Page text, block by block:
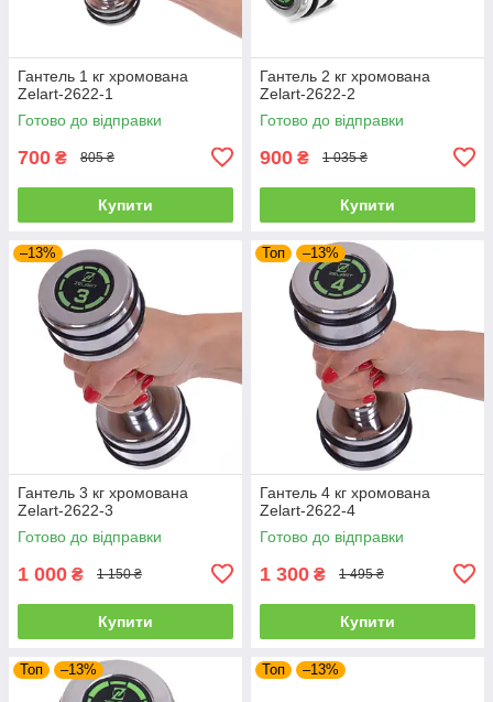
Гантель 1 кг хромована
Zelart-2622-1
Готово до відправки
700 ₴ 805 ₴
Купити
Гантель 2 кг хромована
Zelart-2622-2
Готово до відправки
900 ₴ 1 035 ₴
Купити
–13%
Гантель 3 кг хромована
Zelart-2622-3
Готово до відправки
1 000 ₴ 1 150 ₴
Купити
Топ –13%
Гантель 4 кг хромована
Zelart-2622-4
Готово до відправки
1 300 ₴ 1 495 ₴
Купити
Топ –13% Топ –13%